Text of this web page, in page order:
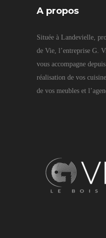
A propos
Située à Landevielle,
de Vie, l’entreprise G.
vous accompagne
réalisation de vos
de vos meubles et